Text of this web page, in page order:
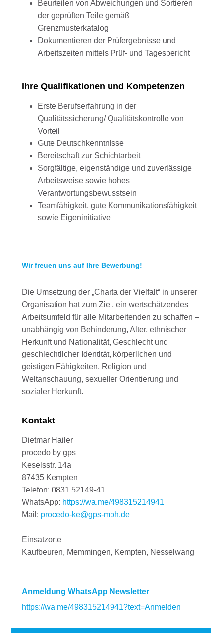
Beurteilen von Abweichungen und Sortieren
der geprüften Teile gemäß
Grenzmusterkatalog
Dokumentieren der Prüfergebnisse und
Arbeitszeiten mittels Prüf- und Tagesbericht
Ihre Qualifikationen und Kompetenzen
Erste Berufserfahrung in der
Qualitätssicherung/ Qualitätskontrolle von
Vorteil
Gute Deutschkenntnisse
Bereitschaft zur Schichtarbeit
Sorgfältige, eigenständige und zuverlässige
Arbeitsweise sowie hohes
Verantwortungsbewusstsein
Teamfähigkeit, gute Kommunikationsfähigkeit
sowie Eigeninitiative
Wir freuen uns auf Ihre Bewerbung!
Die Umsetzung der „Charta der Vielfalt“ in unserer
Organisation hat zum Ziel, ein wertschätzendes
Arbeitsumfeld für alle Mitarbeitenden zu schaffen –
unabhängig von Behinderung, Alter, ethnischer
Herkunft und Nationalität, Geschlecht und
geschlechtlicher Identität, körperlichen und
geistigen Fähigkeiten, Religion und
Weltanschauung, sexueller Orientierung und
sozialer Herkunft.
Kontakt
Dietmar Hailer
procedo by gps
Keselsstr. 14a
87435 Kempten
Telefon: 0831 52149-41
WhatsApp: https://wa.me/498315214941
Mail: procedo-ke@gps-mbh.de
Einsatzorte
Kaufbeuren, Memmingen, Kempten, Nesselwang
Anmeldung WhatsApp Newsletter
https://wa.me/498315214941?text=Anmelden